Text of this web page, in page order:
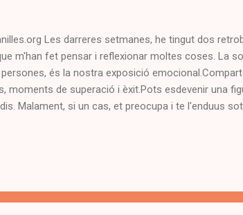
Les darreres setmanes, he tingut dos
m'han fet pensar i reflexionar moltes coses. La
és la nostra exposició
moments de superació i èxit.Pots esdevenir una
Malament, si un cas, et preocupa i te l'enduus
estat molt fluïda, tant l'usuari com el
amb recorreguts més difícils. El primer dels
re...